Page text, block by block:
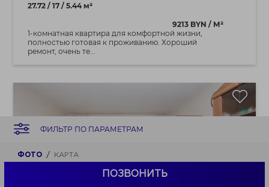
ФИЛЬТР ПО ПАРАМЕТРАМ
ФОТО КАРТА
ПОЗВОНИТЬ
27.72 / 17 / 5.44 м²
9213 BYN / М²
1-комнатная квартира для комфортной жизни,
полностью готовая к проживанию. Хороший
ремонт, очень те...